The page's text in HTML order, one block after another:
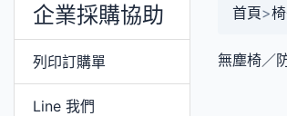
企業採購協助
列印訂購單
Line 我們
首頁>
無塵椅／